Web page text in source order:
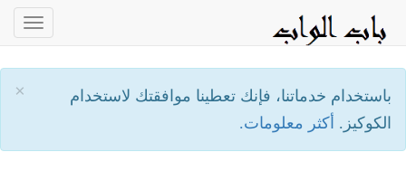
×
باستخدام خدماتنا، فإنك تعطينا موافقتك لاستخدام
الكوكيز. أكثر معلومات.